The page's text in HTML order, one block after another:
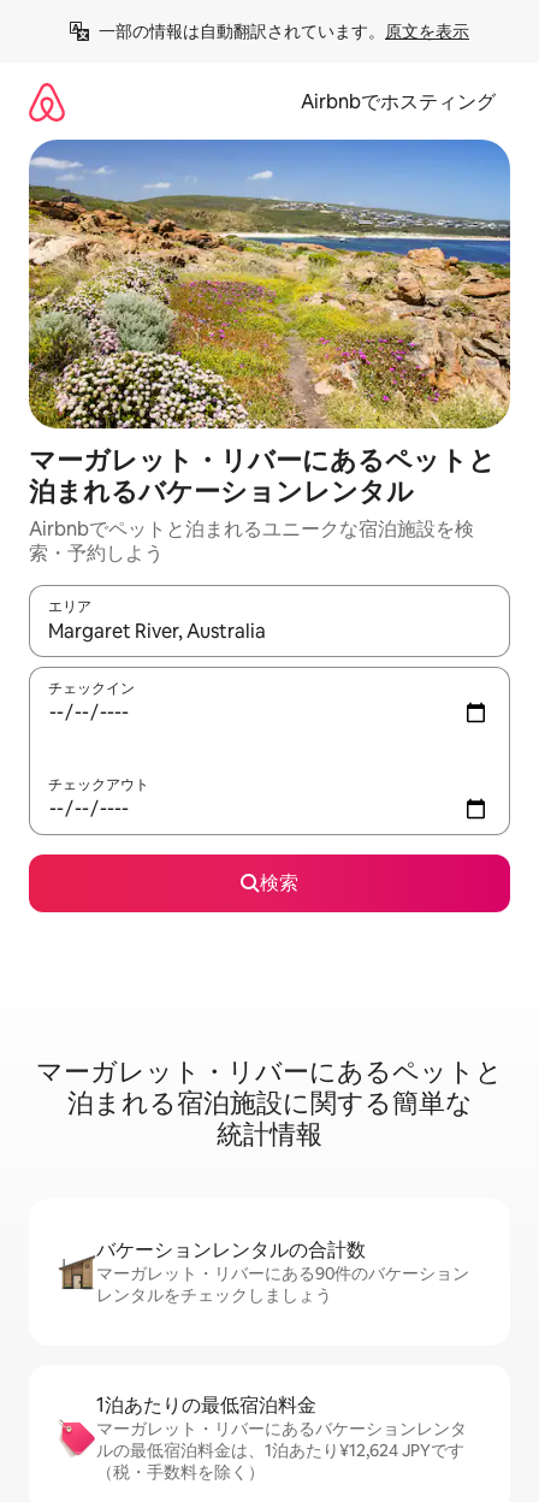
一部の情報は自動翻訳されています。 原文を表示
Airbnbでホスティング
マーガレット・リバーにあるペットと
泊まれるバケーションレンタル
Airbnbでペットと泊まれるユニークな宿泊施設を検
索・予約しよう
エリア
検索結果が表示されたら、上下の矢印キーを使って移動するか
チェックイン
チェックアウト
検索
マーガレット・リバーに⁠あ⁠るペ⁠ッ⁠ト⁠と
泊⁠ま⁠れ⁠る宿⁠泊⁠施⁠設⁠に関⁠す⁠る簡⁠単⁠な
統⁠計⁠情⁠報
バケーションレ⁠ン⁠タ⁠ル⁠の合⁠計⁠数
マーガレット・リバーにある90件のバケーション
レンタルをチェックしましょう
1泊あたりの最⁠低⁠宿⁠泊⁠料⁠金
マーガレット・リバーにあるバケーションレンタ
ルの最低宿泊料金は、1泊あたり¥12,624 JPYです
（税・手数料を除く）